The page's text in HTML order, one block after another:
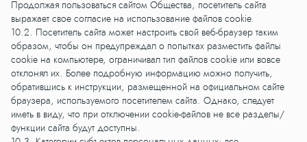
Продолжая пользоваться сайтом Общества, посетитель сайта
выражает свое согласие на использование файлов cookie.
10.2. Посетитель сайта может настроить свой веб-браузер таким
образом, чтобы он предупреждал о попытках разместить файлы
cookie на компьютере, ограничивал тип файлов cookie или вовсе
отклонял их. Более подробную информацию можно получить,
обратившись к инструкции, размещенной на официальном сайте
браузера, используемого посетителем сайта. Однако, следует
иметь в виду, что при отключении cookie-файлов не все разделы/
функции сайта будут доступны.